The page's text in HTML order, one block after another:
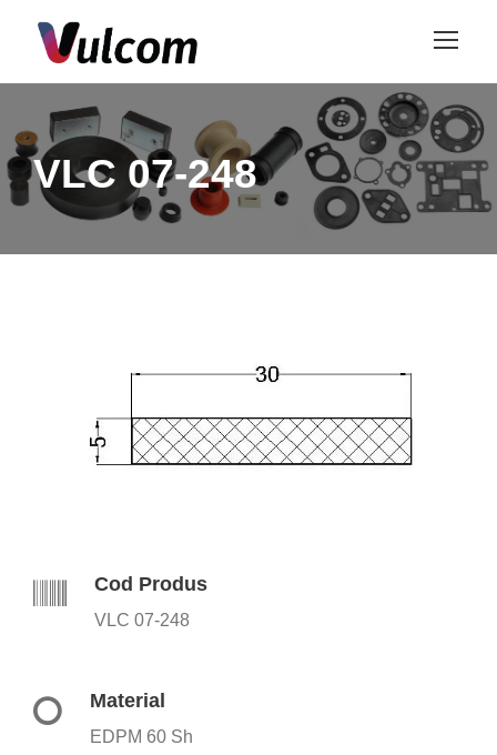
VLC 07-248
Cod Produs
VLC 07-248
Material
EDPM 60 Sh